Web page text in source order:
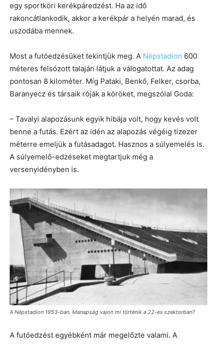
egy sportköri kerékpáredzést. Ha az idő
rakoncátlankodik, akkor a kerékpár a helyén marad, és
uszodába mennek.
Most a futóedzésüket tekintjük meg. A Népstadion 600
méteres felsózott talaján látjuk a válogatottat. Az adag
pontosan 8 kilométer. Míg Pataki, Benkő, Felker, csorba,
Baranyecz és társaik róják a köröket, megszólal Goda:
– Tavalyi alapozásunk egyik hibája volt, hogy kevés volt
benne a futás. Ezért az idén az alapozás végéig tízezer
méterre emeljük a futásadagot. Hasznos a súlyemelés is.
A súlyemelő-edzéseket megtartjuk még a
versenyidényben is.
A Népstadion 1953-ban. Manapság vajon mi történik a 22-es szektorban?
A futóedzést egyébként már megelőzte valami. A